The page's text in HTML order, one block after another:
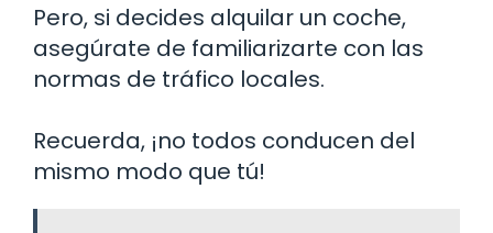
Pero, si decides alquilar un coche,
asegúrate de familiarizarte con las
normas de tráfico locales.
Recuerda, ¡no todos conducen del
mismo modo que tú!